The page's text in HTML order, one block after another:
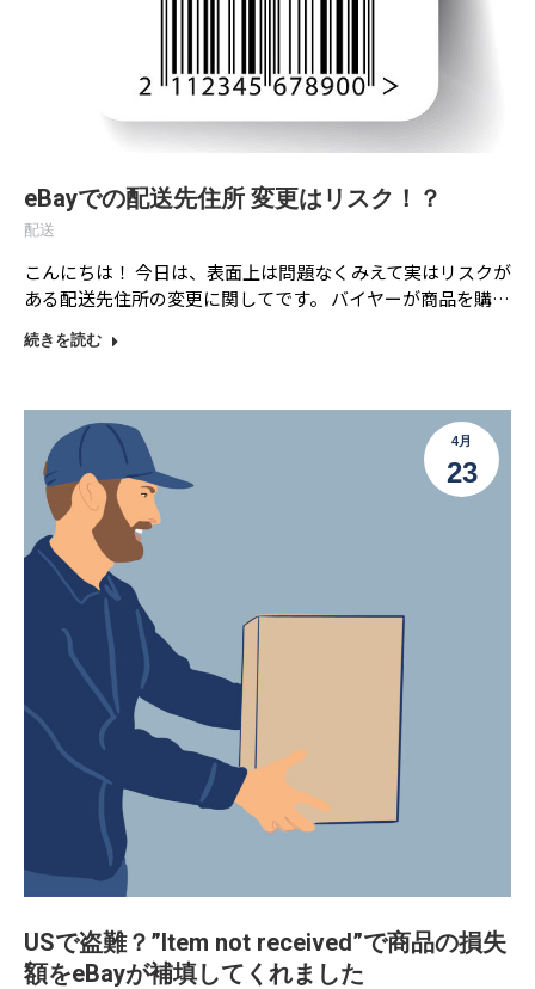
eBayでの配送先住所 変更はリスク！？
配送
こんにちは！ 今日は、表面上は問題なくみえて実はリスクが
ある配送先住所の変更に関してです。 バイヤーが商品を購…
続きを読む
4月
23
USで盗難？”Item not received”で商品の損失
額をeBayが補填してくれました